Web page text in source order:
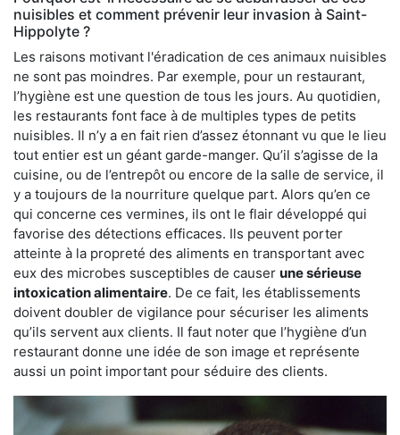
nuisibles et comment prévenir leur invasion à Saint-
Hippolyte ?
Les raisons motivant l'éradication de ces animaux nuisibles
ne sont pas moindres. Par exemple, pour un restaurant,
l’hygiène est une question de tous les jours. Au quotidien,
les restaurants font face à de multiples types de petits
nuisibles. Il n’y a en fait rien d’assez étonnant vu que le lieu
tout entier est un géant garde-manger. Qu’il s’agisse de la
cuisine, ou de l’entrepôt ou encore de la salle de service, il
y a toujours de la nourriture quelque part. Alors qu’en ce
qui concerne ces vermines, ils ont le flair développé qui
favorise des détections efficaces. Ils peuvent porter
atteinte à la propreté des aliments en transportant avec
eux des microbes susceptibles de causer une sérieuse
intoxication alimentaire. De ce fait, les établissements
doivent doubler de vigilance pour sécuriser les aliments
qu’ils servent aux clients. Il faut noter que l’hygiène d’un
restaurant donne une idée de son image et représente
aussi un point important pour séduire des clients.